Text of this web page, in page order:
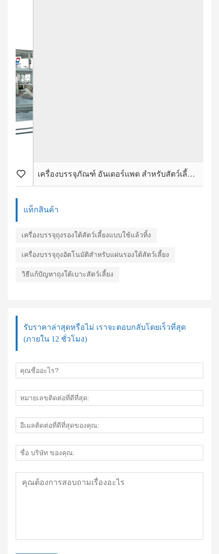
เครื่องบรรจุภัณฑ์ อันเดอร์แพด สำหรับสัตว์เลี้ยงอัตโนมัติเต็มรูปแบบ
แท็กสินค้า
เครื่องบรรจุถุงรองใต้สัตว์เลี้ยงแบบใช้แล้วทิ้ง
เครื่องบรรจุถุงอัตโนมัติสำหรับแผ่นรองใต้สัตว์เลี้ยง
วิธีแก้ปัญหาถุงใต้เบาะสัตว์เลี้ยง
รับราคาล่าสุดหรือไม่ เราจะตอบกลับโดยเร็วที่สุด
(ภายใน 12 ชั่วโมง)